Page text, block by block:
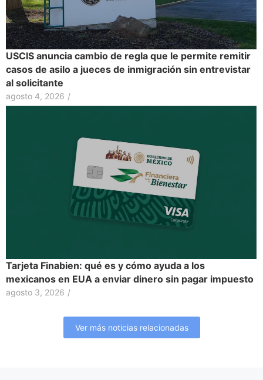
USCIS anuncia cambio de regla que le permite remitir
casos de asilo a jueces de inmigración sin entrevistar
al solicitante
agosto 4, 2026 /
Tarjeta Finabien: qué es y cómo ayuda a los
mexicanos en EUA a enviar dinero sin pagar impuesto
agosto 3, 2026 /
Ver más noticias relacionadas